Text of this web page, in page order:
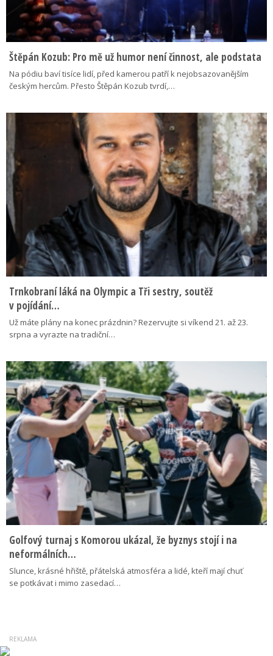
Štěpán Kozub: Pro mě už humor není činnost, ale podstata
Na pódiu baví tisíce lidí, před kamerou patří k nejobsazovanějším
českým hercům. Přesto Štěpán Kozub tvrdí,…
Trnkobraní láká na Olympic a Tři sestry, soutěž
v pojídání…
Už máte plány na konec prázdnin? Rezervujte si víkend 21. až 23.
srpna a vyrazte na tradiční…
Golfový turnaj s Komorou ukázal, že byznys stojí i na
neformálních…
Slunce, krásné hřiště, přátelská atmosféra a lidé, kteří mají chuť
se potkávat i mimo zasedací…